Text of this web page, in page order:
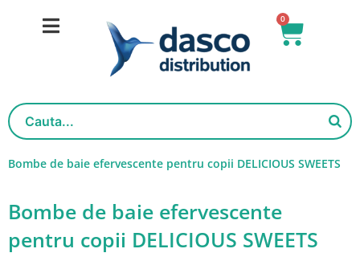
0
Basket
Bombe de baie efervescente pentru copii DELICIOUS SWEETS
Bombe de baie efervescente
pentru copii DELICIOUS SWEETS